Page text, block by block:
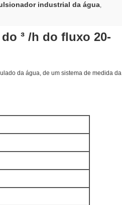
industrial da água,
³ /h do fluxo 20-
da água, de um sistema de medida da